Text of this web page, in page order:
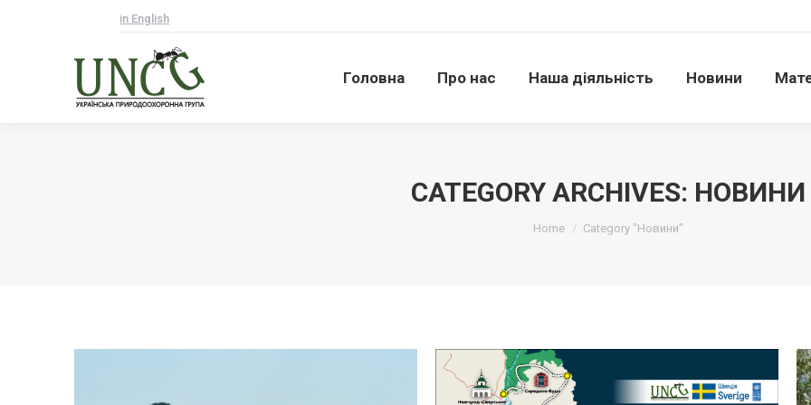
in English
Головна Про нас Наша діяльність Новини
CATEGORY ARCHIVES: НОВИНИ
Home Category "Новини"
Головна Про нас Наша діяльність Новини